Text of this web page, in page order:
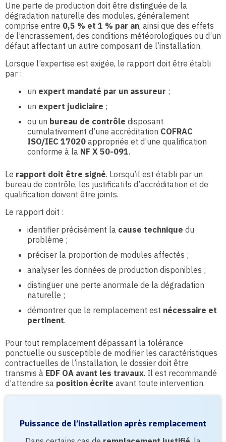
Une perte de production doit être distinguée de la
dégradation naturelle des modules, généralement
comprise entre 0,5 % et 1 % par an, ainsi que des effets
de l’encrassement, des conditions météorologiques ou d’un
défaut affectant un autre composant de l’installation.
Lorsque l’expertise est exigée, le rapport doit être établi
par :
un expert mandaté par un assureur ;
un expert judiciaire ;
ou un bureau de contrôle disposant
cumulativement d’une accréditation COFRAC
ISO/IEC 17020 appropriée et d’une qualification
conforme à la NF X 50-091.
Le rapport doit être signé. Lorsqu’il est établi par un
bureau de contrôle, les justificatifs d’accréditation et de
qualification doivent être joints.
Le rapport doit :
identifier précisément la cause technique du
problème ;
préciser la proportion de modules affectés ;
analyser les données de production disponibles ;
distinguer une perte anormale de la dégradation
naturelle ;
démontrer que le remplacement est nécessaire et
pertinent.
Pour tout remplacement dépassant la tolérance
ponctuelle ou susceptible de modifier les caractéristiques
contractuelles de l’installation, le dossier doit être
transmis à EDF OA avant les travaux. Il est recommandé
d’attendre sa position écrite avant toute intervention.
Puissance de l’installation après remplacement